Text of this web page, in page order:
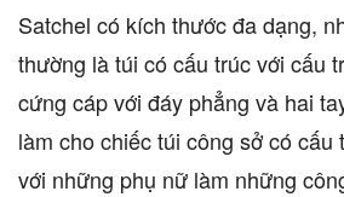
Satchel có kích thước đa dạng,
thường là túi có cấu trúc với cấu
cứng cáp với đáy phẳng và hai
làm cho chiếc túi công sở có cấu
với những phụ nữ làm những